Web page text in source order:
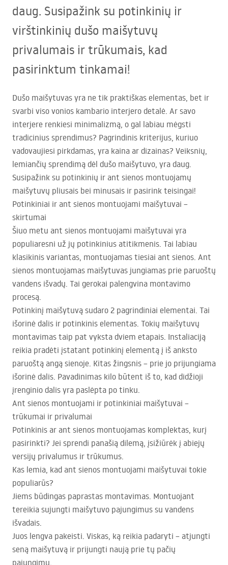
daug. Susipažink su potinkinių ir
virštinkinių dušo maišytuvų
privalumais ir trūkumais, kad
pasirinktum tinkamai!
Dušo maišytuvas yra ne tik praktiškas elementas, bet ir
svarbi viso vonios kambario interjero detalė. Ar savo
interjere renkiesi minimalizmą, o gal labiau mėgsti
tradicinius sprendimus? Pagrindinis kriterijus, kuriuo
vadovaujiesi pirkdamas, yra kaina ar dizainas? Veiksnių,
lemiančių sprendimą dėl dušo maišytuvo, yra daug.
Susipažink su potinkinių ir ant sienos montuojamų
maišytuvų pliusais bei minusais ir pasirink teisingai!
Potinkiniai ir ant sienos montuojami maišytuvai –
skirtumai
Šiuo metu ant sienos montuojami maišytuvai yra
populiaresni už jų potinkinius atitikmenis. Tai labiau
klasikinis variantas, montuojamas tiesiai ant sienos. Ant
sienos montuojamas maišytuvas jungiamas prie paruoštų
vandens išvadų. Tai gerokai palengvina montavimo
procesą.
Potinkinį maišytuvą sudaro 2 pagrindiniai elementai. Tai
išorinė dalis ir potinkinis elementas. Tokių maišytuvų
montavimas taip pat vyksta dviem etapais. Instaliaciją
reikia pradėti įstatant potinkinį elementą į iš anksto
paruoštą angą sienoje. Kitas žingsnis – prie jo prijungiama
išorinė dalis. Pavadinimas kilo būtent iš to, kad didžioji
įrenginio dalis yra paslėpta po tinku.
Ant sienos montuojami ir potinkiniai maišytuvai –
trūkumai ir privalumai
Potinkinis ar ant sienos montuojamas komplektas, kurį
pasirinkti? Jei sprendi panašią dilemą, įsižiūrėk į abiejų
versijų privalumus ir trūkumus.
Kas lemia, kad ant sienos montuojami maišytuvai tokie
populiarūs?
Jiems būdingas paprastas montavimas. Montuojant
tereikia sujungti maišytuvo pajungimus su vandens
išvadais.
Juos lengva pakeisti. Viskas, ką reikia padaryti – atjungti
seną maišytuvą ir prijungti naują prie tų pačių
pajungimų.